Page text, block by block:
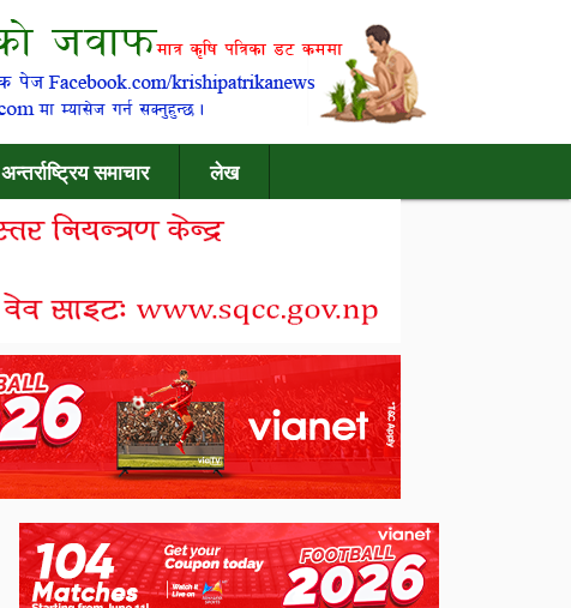
अन्तर्राष्ट्रिय समाचार लेख